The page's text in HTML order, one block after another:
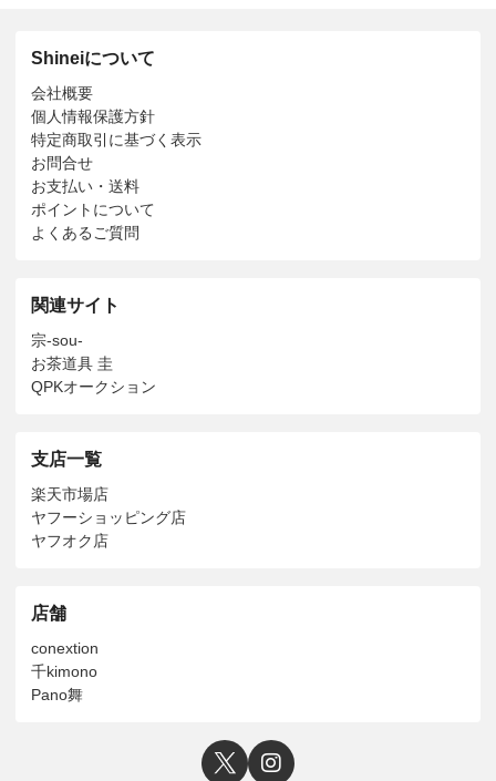
Shineiについて
会社概要
個人情報保護方針
特定商取引に基づく表示
お問合せ
お支払い・送料
ポイントについて
よくあるご質問
関連サイト
宗-sou-
お茶道具 圭
QPKオークション
支店一覧
楽天市場店
ヤフーショッピング店
ヤフオク店
店舗
conextion
千kimono
Pano舞